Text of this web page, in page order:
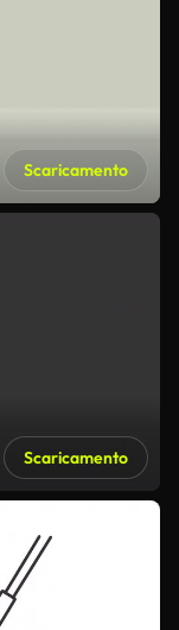
Scaricamento
Scaricamento